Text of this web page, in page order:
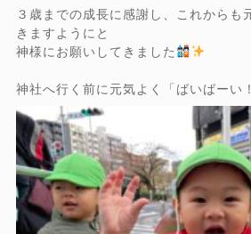
３歳までの成長に感謝し、これからも
きますようにと
神様にお願いしてきました
神社へ行く前に元気よく「ばいばーい